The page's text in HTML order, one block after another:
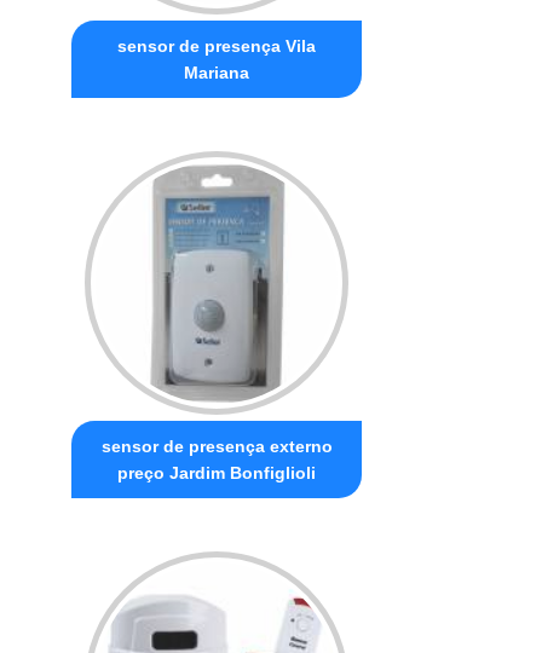
sensor de presença Vila
Mariana
sensor de presença externo
preço Jardim Bonfiglioli